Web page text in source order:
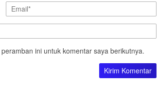
ini untuk komentar saya berikutnya.